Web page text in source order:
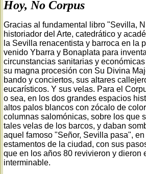
Hoy, No Corpus
Gracias al fundamental libro "Sevilla,
historiador del Arte, catedrático y
la Sevilla renacentista y barroca en la
venido Ybarra y Bonaplata para
circunstancias sanitarias y
su magna procesión con Su Divina
bando y conciertos, sus altares
eucarísticos. Y sus velas. Para el
o sea, en los dos grandes espacios
altos palos blancos con zócalo de
columnas salomónicas, sobre los que
tales velas de los barcos, y daban
aquel famoso "Señor, Sevilla pasa",
estamentos de la ciudad, con sus
que en los años 80 revivieron y
interminable.